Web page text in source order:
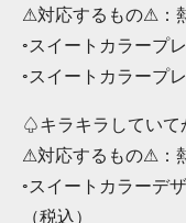
⚠対応するもの⚠：
◦スイートカラー
◦スイートカラー
♤キラキラしてい
⚠対応するもの⚠：
◦スイートカラー
（税込）